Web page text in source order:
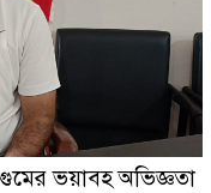
ভয়াবহ অভিজ্ঞতা